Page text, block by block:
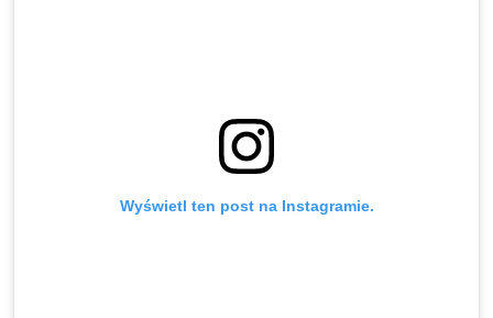
Wyświetl ten post na Instagramie.